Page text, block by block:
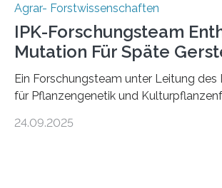
Agrar- Forstwissenschaften
IPK-Forschungsteam
Mutation Für Späte
Ein Forschungsteam unter Leitung
für Pflanzengenetik und
entdeckt, das Gerste in Regionen mit
24.09.2025